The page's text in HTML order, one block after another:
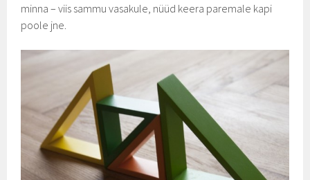
minna – viis sammu vasakule, nüüd keera paremale kapi
poole jne.